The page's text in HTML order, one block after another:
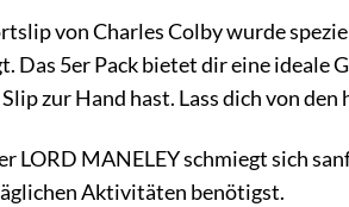
von Charles Colby wurde
5er Pack bietet dir eine ideale
zur Hand hast. Lass dich von
LORD MANELEY schmiegt sich
Aktivitäten benötigst.